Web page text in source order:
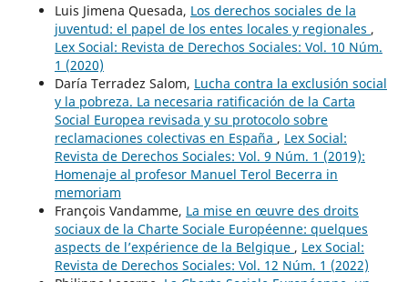
Luis Jimena Quesada, Los derechos sociales de la
juventud: el papel de los entes locales y regionales ,
Lex Social: Revista de Derechos Sociales: Vol. 10 Núm.
1 (2020)
Daría Terradez Salom, Lucha contra la exclusión social
y la pobreza. La necesaria ratificación de la Carta
Social Europea revisada y su protocolo sobre
reclamaciones colectivas en España , Lex Social:
Revista de Derechos Sociales: Vol. 9 Núm. 1 (2019):
Homenaje al profesor Manuel Terol Becerra in
memoriam
François Vandamme, La mise en œuvre des droits
sociaux de la Charte Sociale Européenne: quelques
aspects de l’expérience de la Belgique , Lex Social:
Revista de Derechos Sociales: Vol. 12 Núm. 1 (2022)